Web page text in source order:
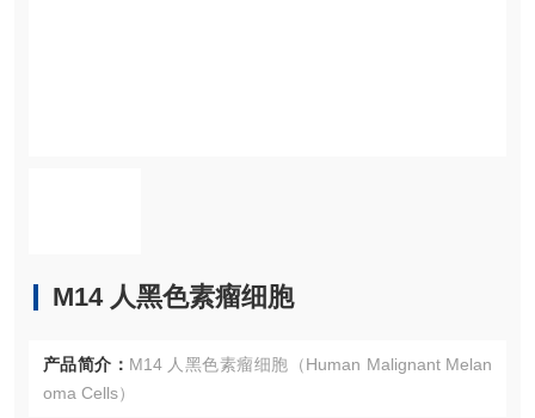
M14 人黑色素瘤细胞
产品简介： M14 人黑色素瘤细胞（Human Malignant Melan
oma Cells）